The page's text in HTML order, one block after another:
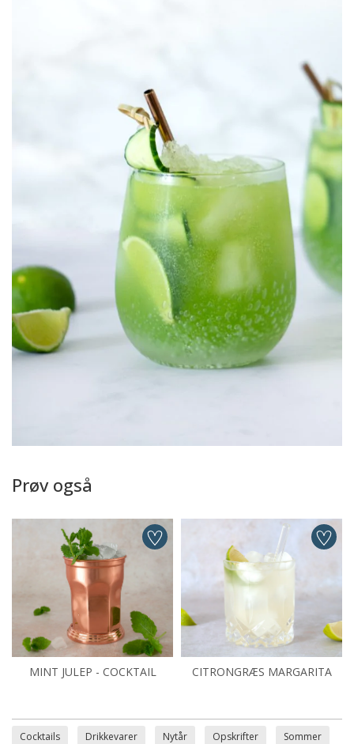
Prøv også
MINT JULEP - COCKTAIL CITRONGRÆS MARGARITA
Cocktails Drikkevarer Nytår Opskrifter Sommer